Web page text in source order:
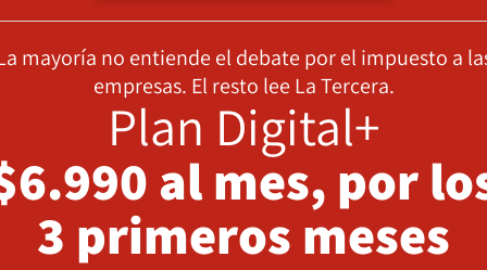
mayoría no entiende el debate por el impuesto a
empresas. El resto lee La Tercera.
Plan Digital+
al mes, por
3 primeros meses